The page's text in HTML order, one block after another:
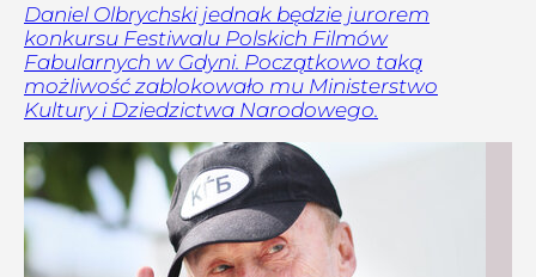
Daniel Olbrychski jednak będzie jurorem
konkursu Festiwalu Polskich Filmów
Fabularnych w Gdyni. Początkowo taką
możliwość zablokowało mu Ministerstwo
Kultury i Dziedzictwa Narodowego.